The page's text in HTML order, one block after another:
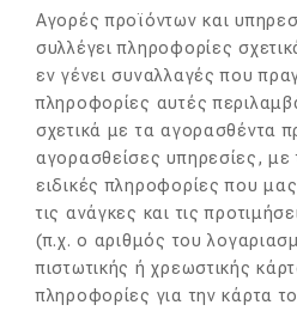
Αγορές προϊόντων και
συλλέγει πληροφορίες
εν γένει συναλλαγές που
πληροφορίες αυτές
σχετικά με τα αγορασθέντα
αγορασθείσες υπηρεσίες, με
ειδικές πληροφορίες που
τις ανάγκες και τις
(π.χ. ο αριθμός του
πιστωτικής ή χρεωστικής
πληροφορίες για την κάρτα